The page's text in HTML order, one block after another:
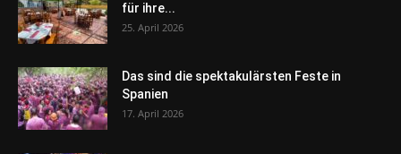
für ihre...
25. April 2026
Das sind die spektakulärsten Feste in
Spanien
17. April 2026